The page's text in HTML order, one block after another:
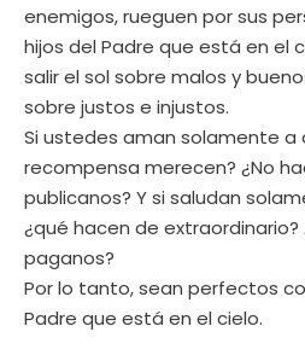
enemigos, rueguen por sus
hijos del Padre que está en el
salir el sol sobre malos y
sobre justos e injustos.
Si ustedes aman solamente a
recompensa merecen? ¿No
publicanos? Y si saludan
¿qué hacen de extraordinario?
paganos?
Por lo tanto, sean perfectos
Padre que está en el cielo.